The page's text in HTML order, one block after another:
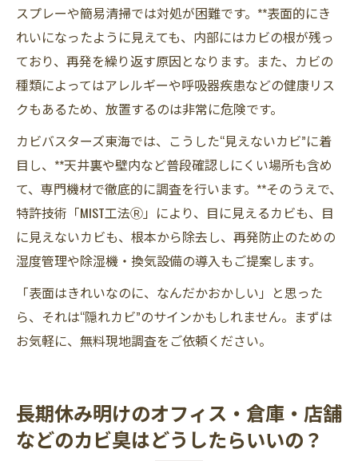
スプレーや簡易清掃では対処が困難です。**表面的にき
れいになったように見えても、内部にはカビの根が残っ
ており、再発を繰り返す原因となります。また、カビの
種類によってはアレルギーや呼吸器疾患などの健康リス
クもあるため、放置するのは非常に危険です。
カビバスターズ東海では、こうした“見えないカビ”に着
目し、**天井裏や壁内など普段確認しにくい場所も含め
て、専門機材で徹底的に調査を行います。**そのうえで、
特許技術「MIST工法Ⓡ」により、目に見えるカビも、目
に見えないカビも、根本から除去し、再発防止のための
湿度管理や除湿機・換気設備の導入もご提案します。
「表面はきれいなのに、なんだかおかしい」と思った
ら、それは“隠れカビ”のサインかもしれません。まずは
お気軽に、無料現地調査をご依頼ください。
長期休み明けのオフィス・倉庫・店舗
などのカビ臭はどうしたらいいの？